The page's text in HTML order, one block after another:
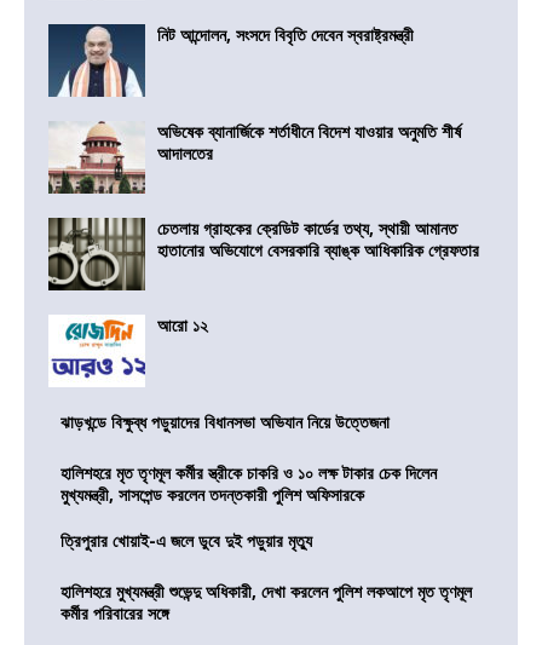
নিট আন্দোলন, সংসদে বিবৃতি দেবেন স্বরাষ্ট্রমন্ত্রী
অভিষেক ব্যানার্জিকে শর্তাধীনে বিদেশ যাওয়ার অনুমতি শীর্ষ
আদালতের
চেতলায় গ্রাহকের ক্রেডিট কার্ডের তথ্য, স্থায়ী আমানত
হাতানোর অভিযোগে বেসরকারি ব্যাঙ্ক আধিকারিক গ্রেফতার
আরো ১২
ঝাড়খন্ডে বিক্ষুব্ধ পড়ুয়াদের বিধানসভা অভিযান নিয়ে উত্তেজনা
হালিশহরে মৃত তৃণমূল কর্মীর স্ত্রীকে চাকরি ও ১০ লক্ষ টাকার চেক দিলেন
মুখ্যমন্ত্রী, সাসপেন্ড করলেন তদন্তকারী পুলিশ অফিসারকে
ত্রিপুরার খোয়াই-এ জলে ডুবে দুই পড়ুয়ার মৃত্যু
হালিশহরে মুখ্যমন্ত্রী শুভেন্দু অধিকারী, দেখা করলেন পুলিশ লকআপে মৃত তৃণমূল
কর্মীর পরিবারের সঙ্গে